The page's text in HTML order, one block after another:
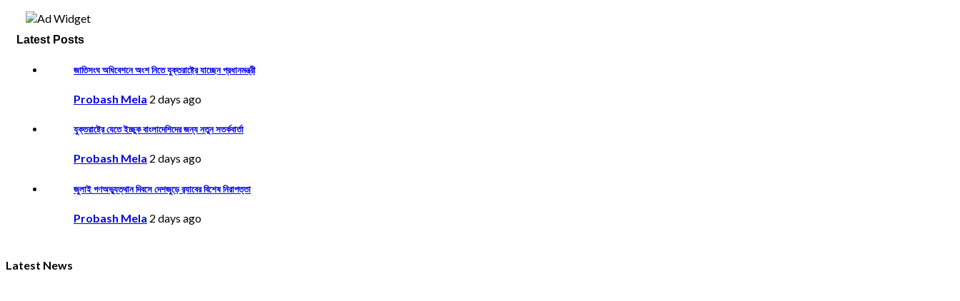
Latest Posts
জাতিসংঘ অধিবেশনে অংশ নিতে যুক্তরাষ্ট্রে যাচ্ছেন প্রধানমন্ত্রী
Probash Mela 2 days ago
যুক্তরাষ্ট্রে যেতে ইচ্ছুক বাংলাদেশিদের জন্য নতুন সতর্কবার্তা
Probash Mela 2 days ago
জুলাই গণঅভ্যুত্থান দিবসে দেশজুড়ে র‌্যাবের বিশেষ নিরাপত্তা
Probash Mela 2 days ago
Latest News